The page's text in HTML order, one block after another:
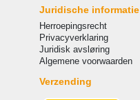
Juridische informatie
Herroepingsrecht
Privacyverklaring
Juridisk avsløring
Algemene voorwaarden
Verzending